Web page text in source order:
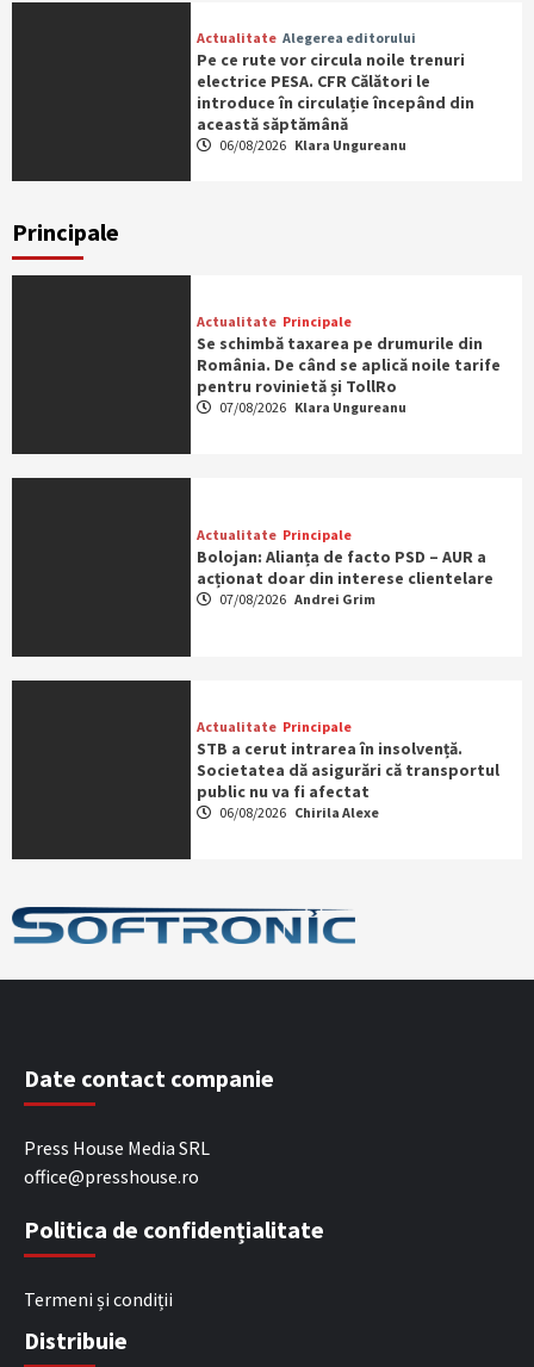
Actualitate Alegerea editorului
Pe ce rute vor circula noile trenuri
electrice PESA. CFR Călători le
introduce în circulație începând din
această săptămână
06/08/2026 Klara Ungureanu
Principale
Actualitate Principale
Se schimbă taxarea pe drumurile din
România. De când se aplică noile tarife
pentru rovinietă și TollRo
07/08/2026 Klara Ungureanu
Actualitate Principale
Bolojan: Alianța de facto PSD – AUR a
acționat doar din interese clientelare
07/08/2026 Andrei Grim
Actualitate Principale
STB a cerut intrarea în insolvență.
Societatea dă asigurări că transportul
public nu va fi afectat
06/08/2026 Chirila Alexe
Date contact companie
Press House Media SRL
office@presshouse.ro
Politica de confidențialitate
Termeni și condiții
Distribuie